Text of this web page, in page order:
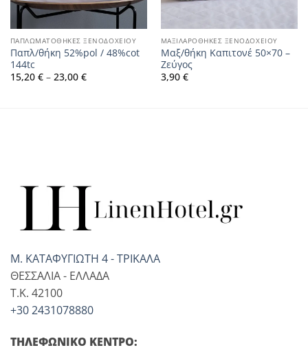
ΠΑΠΛΩΜΑΤΟΘΗΚΕΣ ΞΕΝΟΔΟΧΕΙΟΥ
Παπλ/θήκη 52%pol / 48%cot
144tc
15,20 € – 23,00 €Price
range:
ΜΑΞΙΛΑΡΟΘΗΚΕΣ ΞΕΝΟΔΟΧΕΙΟΥ
Μαξ/θήκη Καπιτονέ 50×70 –
Ζεύγος
3,90 €
Μ. ΚΑΤΑΦΥΓΙΩΤΗ 4 - ΤΡΙΚΑΛΑ
ΘΕΣΣΑΛΙΑ - ΕΛΛΑΔΑ
T.K. 42100
+30 2431078880
ΤΗΛΕΦΩΝΙΚΟ ΚΕΝΤΡΟ: